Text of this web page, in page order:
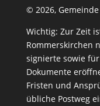
© 2026,
Wichtig: Zur Zeit
Rommerskirchen
signierte sowie
Dokumente
Fristen und
übliche Postweg